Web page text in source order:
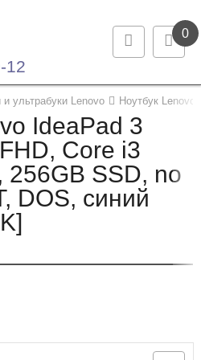
0
12
и ультрабуки Lenovo Ноутбук
IdeaPad 3
Core i3
256GB SSD, no
DOS, синий